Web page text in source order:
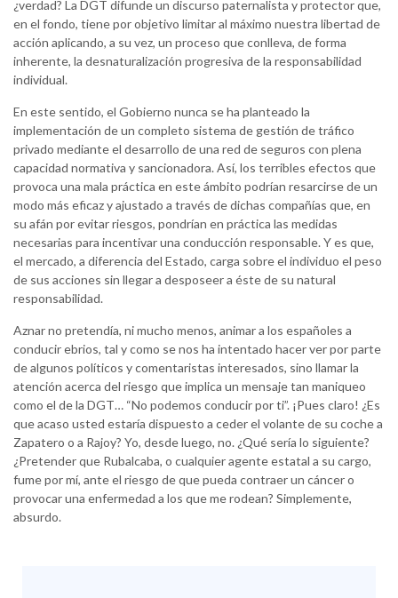
¿verdad? La DGT difunde un discurso paternalista y protector que,
en el fondo, tiene por objetivo limitar al máximo nuestra libertad de
acción aplicando, a su vez, un proceso que conlleva, de forma
inherente, la desnaturalización progresiva de la responsabilidad
individual.
En este sentido, el Gobierno nunca se ha planteado la
implementación de un completo sistema de gestión de tráfico
privado mediante el desarrollo de una red de seguros con plena
capacidad normativa y sancionadora. Así, los terribles efectos que
provoca una mala práctica en este ámbito podrían resarcirse de un
modo más eficaz y ajustado a través de dichas compañías que, en
su afán por evitar riesgos, pondrían en práctica las medidas
necesarias para incentivar una conducción responsable. Y es que,
el mercado, a diferencia del Estado, carga sobre el individuo el peso
de sus acciones sin llegar a desposeer a éste de su natural
responsabilidad.
Aznar no pretendía, ni mucho menos, animar a los españoles a
conducir ebrios, tal y como se nos ha intentado hacer ver por parte
de algunos políticos y comentaristas interesados, sino llamar la
atención acerca del riesgo que implica un mensaje tan maniqueo
como el de la DGT… “No podemos conducir por ti”. ¡Pues claro! ¿Es
que acaso usted estaría dispuesto a ceder el volante de su coche a
Zapatero o a Rajoy? Yo, desde luego, no. ¿Qué sería lo siguiente?
¿Pretender que Rubalcaba, o cualquier agente estatal a su cargo,
fume por mí, ante el riesgo de que pueda contraer un cáncer o
provocar una enfermedad a los que me rodean? Simplemente,
absurdo.